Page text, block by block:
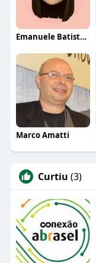
Emanuele Batistela
Marco Amatti
Curtiu (3)